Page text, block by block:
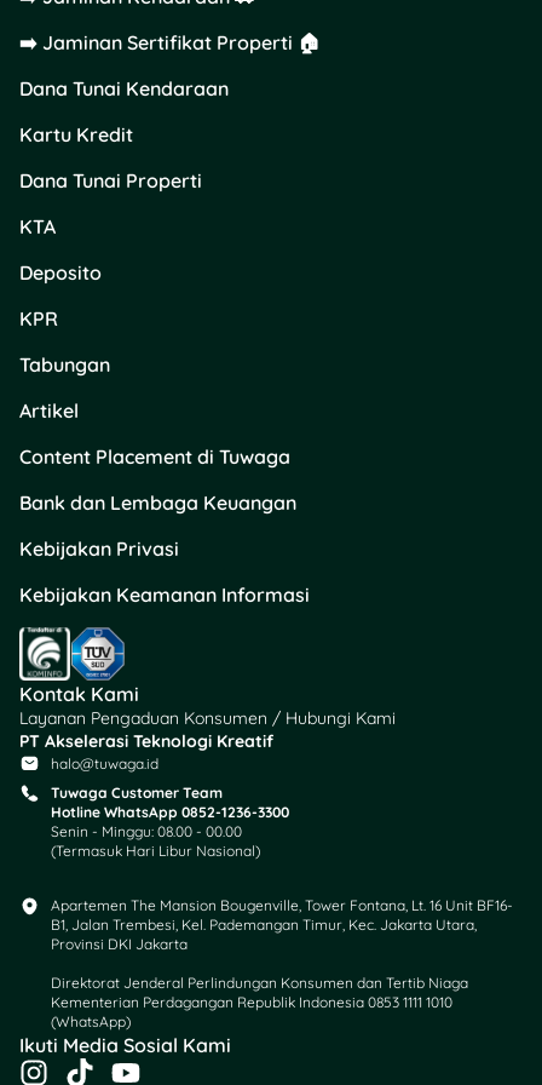
berkisar 3-14 hari kerja
Ada beberapa faktor yang
mempengaruhi yaitu:
Kelengkapan
dokumenmu,
semakin cepat
Pencairan online
Jumlah pengajuan:
(seperti akhir tahun),
lama
ada data yang perlu
klarifikasi, prosesnya
akan lebih lama
Untuk klaim melalui aplikasi
JMO, dana biasanya masuk
ke rekening dalam 5-7 hari
kerja setelah pengajuan
disetujui.
Pencairan Lancar
berjalan mulus tanpa
kendala, ikuti tips berikut:
1. Pastikan Dokumen
➡️ Jaminan Sertifikat Properti 🏠
Dana Tunai Kendaraan
Kartu Kredit
Dana Tunai Properti
KTA
Deposito
KPR
Tabungan
Artikel
Content Placement di Tuwaga
Bank dan Lembaga Keuangan
Kebijakan Privasi
Kebijakan Keamanan Informasi
Kontak Kami
Layanan Pengaduan Konsumen / Hubungi Kami
PT Akselerasi Teknologi Kreatif
halo@tuwaga.id
Tuwaga Customer Team
Hotline WhatsApp 0852-1236-3300
Senin - Minggu: 08.00 - 00.00
(Termasuk Hari Libur Nasional)
Apartemen The Mansion Bougenville, Tower Fontana, Lt. 16 Unit BF16-
B1, Jalan Trembesi, Kel. Pademangan Timur, Kec. Jakarta Utara,
Provinsi DKI Jakarta
Direktorat Jenderal Perlindungan Konsumen dan Tertib Niaga
Kementerian Perdagangan Republik Indonesia 0853 1111 1010
(WhatsApp)​
Ikuti Media Sosial Kami
I
T
Y